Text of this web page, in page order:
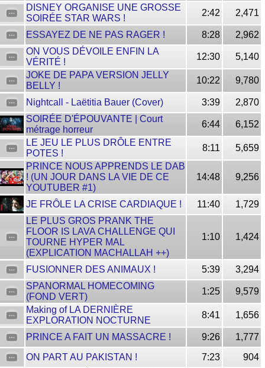
DISNEY ORGANISE UNE GROSSE
SOIRÉE STAR WARS !
2:42 2,471
ESSAYEZ DE NE PAS RAGER ! 8:28
2,962
ON VOUS DÉVOILE ENFIN LA
VÉRITÉ !
12:30
5,140
JOKE DE PAPA VERSION JELLY
BELLY !
10:22 9,780
Nightcall - Laëtitia Bauer (Cover) 3:39
2,870
SOIRÉE D'ÉPOUVANTE | Court
métrage horreur
6:44
6,152
LE JEU LE PLUS DRÔLE ENTRE
POTES !
8:11
5,659
PRINCE NOUS APPRENDS LE DAB
! (UN JOUR DANS LA VIE DE CE
YOUTUBER #1)
14:48 9,256
JE FRÔLE LA CRISE CARDIAQUE ! 11:40
1,729
LE PLUS GROS PRANK THE
FLOOR IS LAVA CHALLENGE QUI
TOURNE HYPER MAL
(EXPLICATION MACHALLAH ++)
1:10 1,424
FUSIONNER DES ANIMAUX ! 5:39
3,294
SPANORMAL HOMECOMING
(FOND VERT)
1:25
9,579
Making of LA DERNIÈRE
EXPLORATION NOCTURNE
8:41 1,656
PRINCE A FAIT UN MASSACRE ! 9:26
1,777
ON PART AU PAKISTAN !
7:23
904